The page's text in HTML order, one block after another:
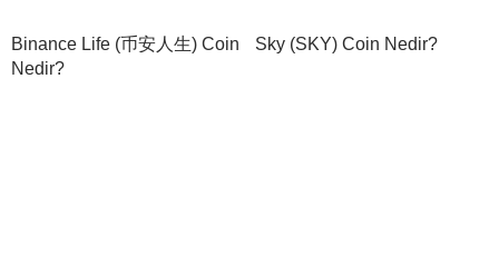
Binance Life (币安人生) Coin
Nedir?
Sky (SKY) Coin Nedir?